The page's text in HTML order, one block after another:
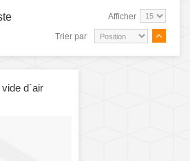
Afficher
Trier par
d´air